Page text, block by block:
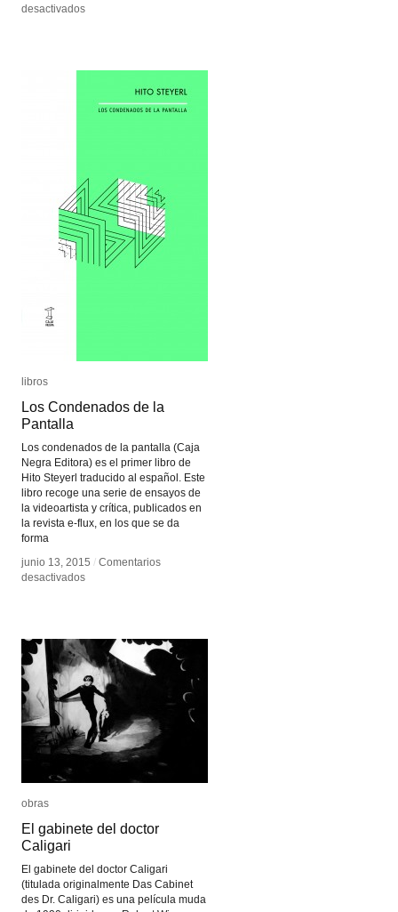
desactivadosen
de
desactivadosen
de
libros
Los Condenados de la
Pantalla
Los condenados de la pantalla (Caja
Negra Editora) es el primer libro de
Hito Steyerl traducido al español. Este
libro recoge una serie de ensayos de
la videoartista y crítica, publicados en
la revista e-flux, en los que se da
forma
junio 13, 2015 / Comentarios
desactivadosen
la
Pantalla
libros
Los Condenados de la
Pantalla
junio 13, 2015 / Comentarios
desactivadosen
la
Pantalla
obras
El gabinete del doctor
Caligari
El gabinete del doctor Caligari
(titulada originalmente Das Cabinet
des Dr. Caligari) es una película muda
obras
El gabinete del doctor
Caligari